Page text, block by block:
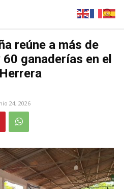
reúne a más de
ganaderías en el
24, 2026